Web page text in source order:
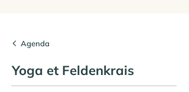
Agenda
Yoga et Feldenkrais